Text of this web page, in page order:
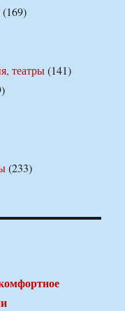
(169)
театры(141)
(233)